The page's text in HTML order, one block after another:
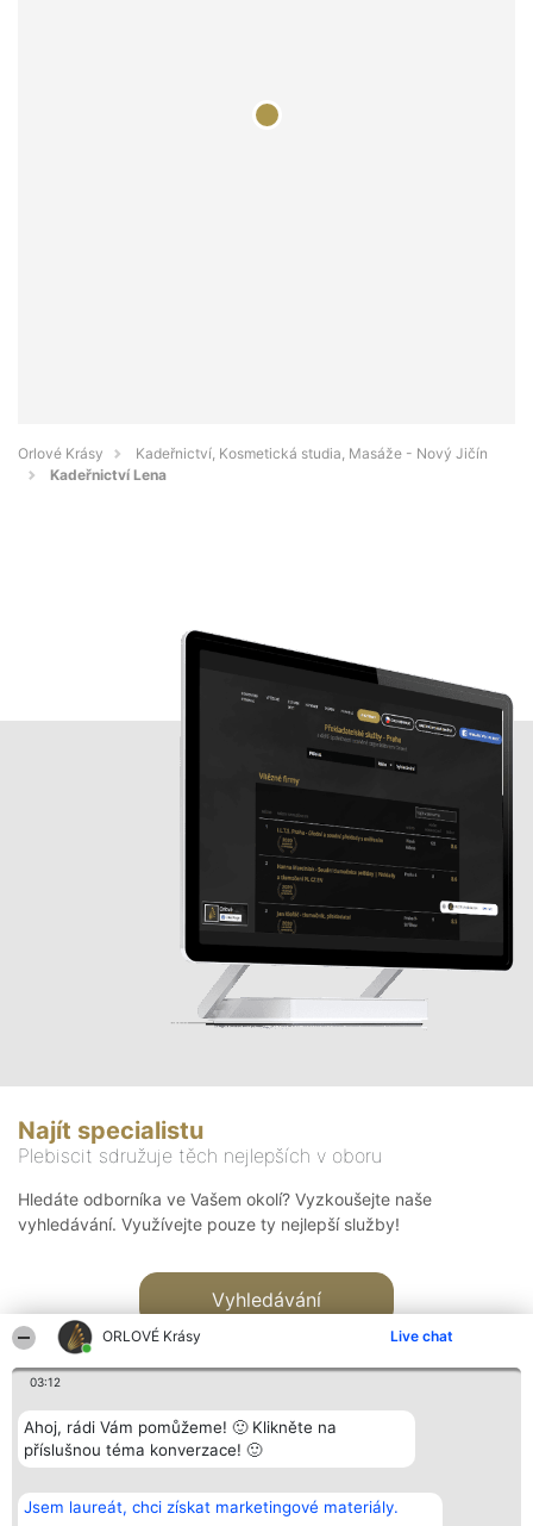
ORLOVÉ Krásy Live chat
03:12
Ahoj, rádi Vám pomůžeme! 🙂 Klikněte na
příslušnou téma konverzace! 🙂
Jsem laureát, chci získat marketingové materiály.
Orlové Krásy
Kadeřnictví, Kosmetická studia, Masáže - Nový Jičín
Kadeřnictví Lena
Najít specialistu
Plebiscit sdružuje těch nejlepších v oboru
Hledáte odborníka ve Vašem okolí? Vyzkoušejte naše
vyhledávání. Využívejte pouze ty nejlepší služby!
Vyhledávání
Bright Side Solutions sp. z o.
o. sp. k.
Vítězové
Seznam všech
Kontakt